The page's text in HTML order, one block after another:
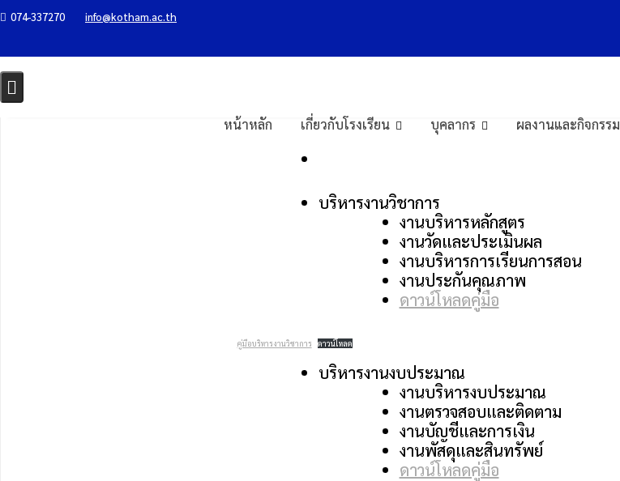
074-337270 info@kotham.ac.th
หน้าหลัก เกี่ยวกับโรงเรียน บุคลากร ผลงานและกิจกรรม
ฝ่ายบริหารงาน
บริหารงานวิชาการ
งานบริหารหลักสูตร
งานวัดและประเมินผล
งานบริหารการเรียนการสอน
งานประกันคุณภาพ
ดาวน์โหลดคู่มือ
คู่มือบริหารงานวิชาการ ดาวน์โหลด
บริหารงานงบประมาณ
งานบริหารงบประมาณ
งานตรวจสอบและติดตาม
งานบัญชีและการเงิน
งานพัสดุและสินทรัพย์
ดาวน์โหลดคู่มือ